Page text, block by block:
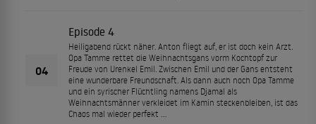
04
Episode 4
Heiligabend rückt näher. Anton fliegt auf, er ist doch kein Arzt.
Opa Tamme rettet die Weihnachtsgans vorm Kochtopf zur
Freude von Urenkel Emil. Zwischen Emil und der Gans entsteht
eine wunderbare Freundschaft. Als dann auch noch Opa Tamme
und ein syrischer Flüchtling namens Djamal als
Weihnachtsmänner verkleidet im Kamin steckenbleiben, ist das
Chaos mal wieder perfekt …